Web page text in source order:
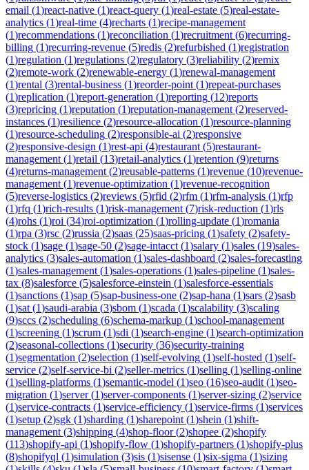
email (1)react-native (1)react-query (1)real-estate (5)real-estate-
analytics (1)real-time (4)recharts (1)recipe-management
(1)recommendations (1)reconciliation (1)recruitment (6)recurring-
billing (1)recurring-revenue (5)redis (2)refurbished (1)registration
(1)regulation (1)regulations (2)regulatory (3)reliability (2)remix
(2)remote-work (2)renewable-energy (1)renewal-management
(1)rental (3)rental-business (1)reorder-point (1)repeat-purchases
(1)replication (1)report-generation (1)reporting (12)reports
(3)repricing (1)reputation (1)reputation-management (2)reserved-
instances (1)resilience (2)resource-allocation (1)resource-planning
(1)resource-scheduling (2)responsible-ai (2)responsive
(2)responsive-design (1)rest-api (4)restaurant (5)restaurant-
management (1)retail (13)retail-analytics (1)retention (9)returns
(4)returns-management (2)reusable-patterns (1)revenue (10)revenue-
management (1)revenue-optimization (1)revenue-recognition
(5)reverse-logistics (2)reviews (5)rfid (2)rfm (1)rfm-analysis (1)rfp
(1)rfq (1)rich-results (1)risk-management (7)risk-reduction (1)rls
(4)rohs (1)roi (34)roi-optimization (1)rolling-update (1)romania
(1)rpa (3)rsc (2)russia (2)saas (25)saas-pricing (1)safety (2)safety-
stock (1)sage (1)sage-50 (2)sage-intacct (1)salary (1)sales (19)sales-
analytics (3)sales-automation (1)sales-dashboard (2)sales-forecasting
(1)sales-management (1)sales-operations (1)sales-pipeline (1)sales-
tax (8)salesforce (5)salesforce-einstein (1)salesforce-essentials
(1)sanctions (1)sap (5)sap-business-one (2)sap-hana (1)sars (2)sasb
(1)sat (1)saudi-arabia (3)sbom (1)scada (1)scalability (3)scaling
(9)sccs (2)scheduling (6)schema-markup (1)school-management
(1)screening (1)scrum (1)sdi (1)search-engine (1)search-optimization
(2)seasonal-collections (1)security (36)security-training
(1)segmentation (2)selection (1)self-evolving (1)self-hosted (1)self-
service (2)self-service-bi (2)seller-metrics (1)selling (1)selling-online
(1)selling-platforms (1)semantic-model (1)seo (16)seo-audit (1)seo-
migration (1)server(1)server-components (1)server-sizing (2)service
(1)service-contracts (1)service-efficiency (1)service-firms (1)services
(1)setup (2)sgk (1)sharding (1)sharepoint (1)shein (1)shift-
management (3)shipping (4)shop-floor(2)shopee (2)shopify
(113)shopify-api (1)shopify-flow (1)shopify-partners (1)shopify-plus
(8)shopifyql (1)simulation (3)sis (1)sisense (1)six-sigma (1)sizing